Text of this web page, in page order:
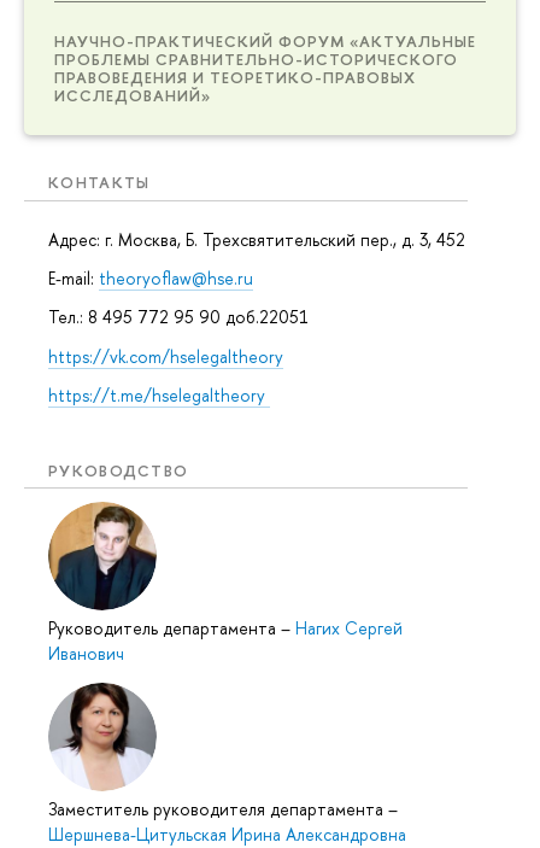
НАУЧНО-ПРАКТИЧЕСКИЙ ФОРУМ «АКТУАЛЬНЫЕ
ПРОБЛЕМЫ СРАВНИТЕЛЬНО-ИСТОРИЧЕСКОГО
ПРАВОВЕДЕНИЯ И ТЕОРЕТИКО-ПРАВОВЫХ
ИССЛЕДОВАНИЙ»
КОНТАКТЫ
Адрес: г. Москва, Б. Трехсвятительский пер., д. 3, 452
E-mail: theoryoflaw@hse.ru
Тел.: 8 495 772 95 90 доб.22051
https://vk.com/hselegaltheory
https://t.me/hselegaltheory
РУКОВОДСТВО
Руководитель департамента – Нагих Сергей
Иванович
Заместитель руководителя департамента –
Шершнева-Цитульская Ирина Александровна